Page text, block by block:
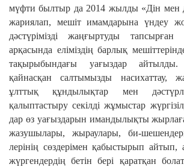
мүфти былтыр да 2014 жылды «Дін мен
жария­лап, мешіт имамдарына үндеу
дәстүрімізді жаңғыртуды
арқасында еліміз­дің барлық
тақырыбындағы уағыздар
қайнасқан салтымызды насихаттау,
ұлттық құндылықтар мен дәстүрлі
қалыптастыру секілді жұмыстар
дар өз уағыздарын иман­дылықты
жазу­шылары, жыраулары, би-
лерінің сөздерімен қабыстырып
жүргендердің бе­тін бері қаратқан